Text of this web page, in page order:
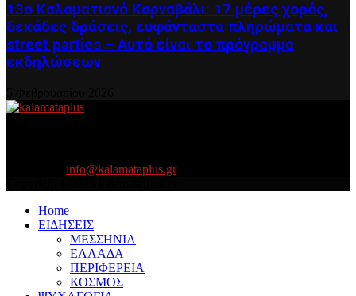
13ο Καλαματιανό Καρναβάλι: 17 μέρες χορός,
δεκάδες δράσεις, ευφάνταστα πληρώματα και
street parties – Αυτό είναι το πρόγραμμα
εκδηλώσεων
info@kalamataplus.gr
Home
ΕΙΔΗΣΕΙΣ
ΜΕΣΣΗΝΙΑ
ΕΛΛΑΔΑ
ΠΕΡΙΦΕΡΕΙΑ
ΚΟΣΜΟΣ